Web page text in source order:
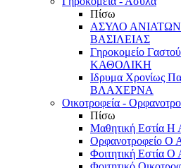
Πίσω
ΑΣΥΛΟ
ΒΑΣΙΛΕΙΑΣ
Γηροκομείο
ΚΑΘΟΛΙΚΗ
Ιδρυμα Χρονίως
ΒΛΑΧΕΡΝΑ
Οικοτροφεία -
Πίσω
Μαθητική Εστία
Ορφανοτροφείο
Φοιτητική